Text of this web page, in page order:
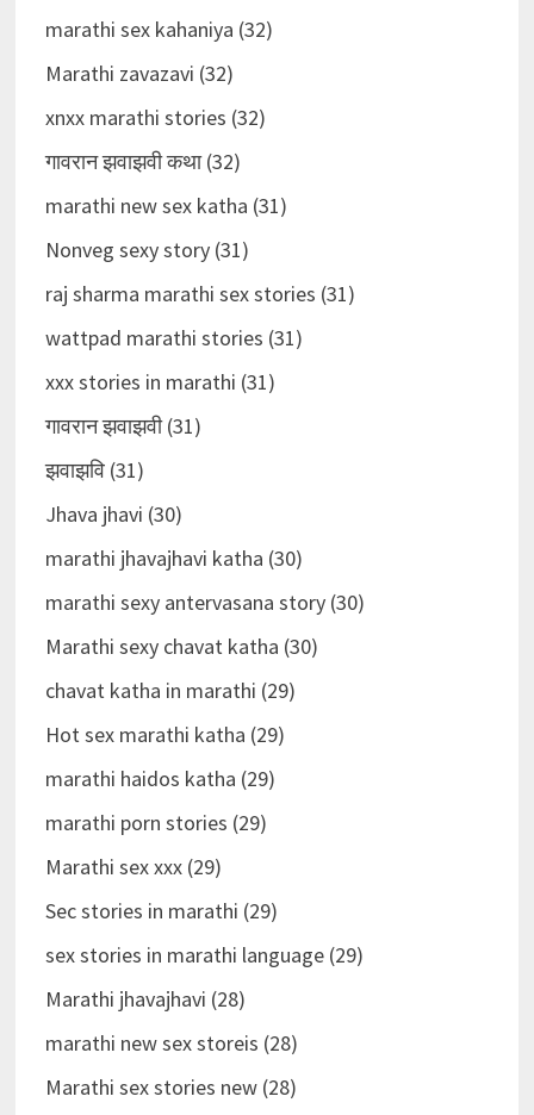
marathi sex kahaniya (32)
Marathi zavazavi (32)
xnxx marathi stories (32)
गावरान झवाझवी कथा (32)
marathi new sex katha (31)
Nonveg sexy story (31)
raj sharma marathi sex stories (31)
wattpad marathi stories (31)
xxx stories in marathi (31)
गावरान झवाझवी (31)
झवाझवि (31)
Jhava jhavi (30)
marathi jhavajhavi katha (30)
marathi sexy antervasana story (30)
Marathi sexy chavat katha (30)
chavat katha in marathi (29)
Hot sex marathi katha (29)
marathi haidos katha (29)
marathi porn stories (29)
Marathi sex xxx (29)
Sec stories in marathi (29)
sex stories in marathi language (29)
Marathi jhavajhavi (28)
marathi new sex storeis (28)
Marathi sex stories new (28)